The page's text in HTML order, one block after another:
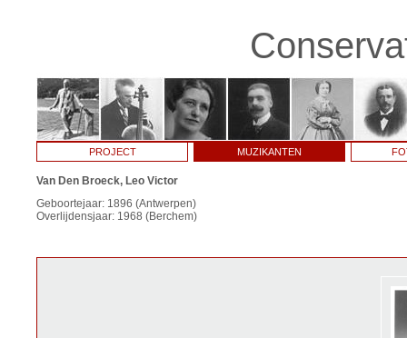
PROJECT MUZIKANTEN
Van Den Broeck, Leo Victor
Geboortejaar: 1896 (Antwerpen)
Overlijdensjaar: 1968 (Berchem)